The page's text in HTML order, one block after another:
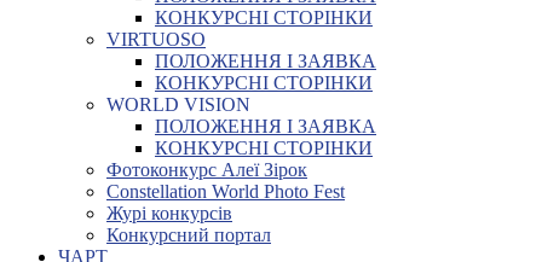
КОНКУРСНІ СТОРІНКИ
VIRTUOSO
ПОЛОЖЕННЯ І ЗАЯВКА
КОНКУРСНІ СТОРІНКИ
WORLD VISION
ПОЛОЖЕННЯ І ЗАЯВКА
КОНКУРСНІ СТОРІНКИ
Фотоконкурс Алеї Зірок
Constellation World Photo Fest
Журі конкурсів
Конкурсний портал
ЧАРТ